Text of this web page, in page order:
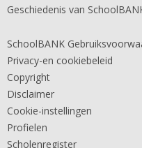
Geschiedenis van
SchoolBANK
Privacy-en cookiebeleid
Copyright
Disclaimer
Cookie-instellingen
Profielen
Scholenregister